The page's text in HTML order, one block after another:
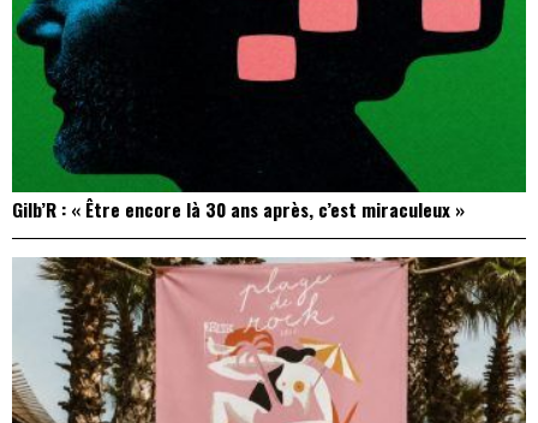
Gilb’R : « Être encore là 30 ans après, c’est miraculeux »